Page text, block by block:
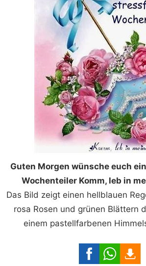
Guten Morgen wünsche euch
Wochenteiler Komm, leb in
Das Bild zeigt einen hellblauen
rosa Rosen und grünen Blättern
einem pastellfarbenen